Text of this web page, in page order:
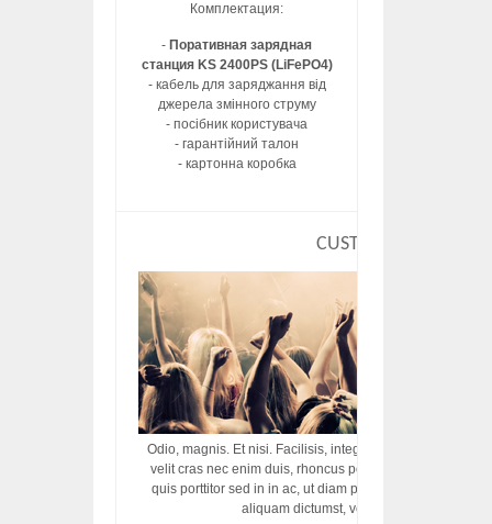
Комплектация:
- Поративная зарядная
станция KS 2400PS (LiFePO4)
- кабель для заряджання від
джерела змінного струму
- посібник користувача
- гарантійний талон
- картонна коробка
CUSTOM HTML
Odio, magnis. Et nisi. Facilisis, integer! Risus augue! Non
velit cras nec enim duis, rhoncus porttitor ac vut rhoncus
quis porttitor sed in in ac, ut diam porttitor odio nunc
aliquam dictumst, vel amet tincidunt